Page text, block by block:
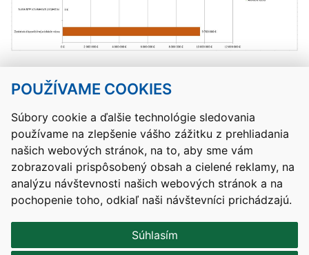
POUŽÍVAME COOKIES
Súbory cookie a ďalšie technológie sledovania
používame na zlepšenie vášho zážitku z prehliadania
našich webových stránok, na to, aby sme vám
zobrazovali prispôsobený obsah a cielené reklamy, na
analýzu návštevnosti našich webových stránok a na
pochopenie toho, odkiaľ naši návštevníci prichádzajú.
Súhlasím
Kontakty Mapa stránky RSS
Vyhlásenie o prístupnosti
Nastavenia cookies
Prevádzkovateľom služby je Ministerstvo školstva, výskumu,
vývoja a mládeže Slovenskej republiky.